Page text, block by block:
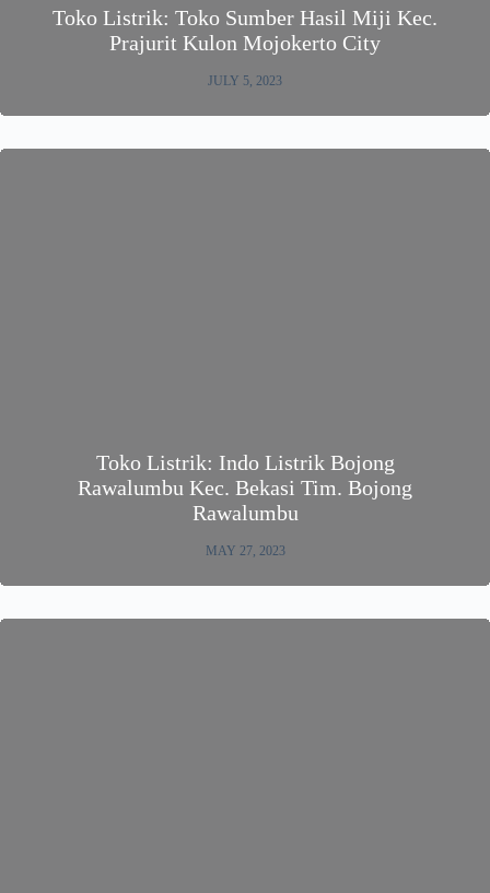
Toko Listrik: Toko Sumber Hasil Miji Kec.
Prajurit Kulon Mojokerto City
JULY 5, 2023
Toko Listrik: Indo Listrik Bojong
Rawalumbu Kec. Bekasi Tim. Bojong
Rawalumbu
MAY 27, 2023